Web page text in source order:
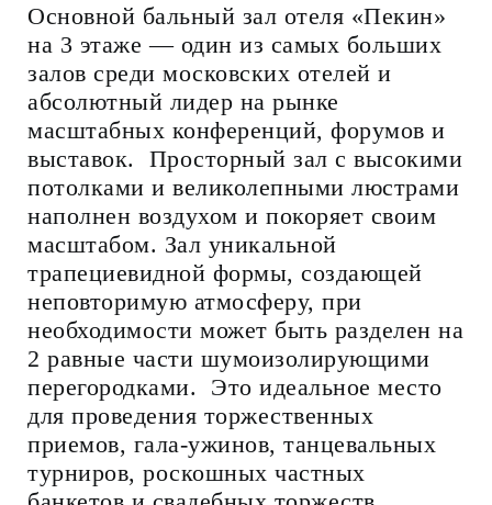
Основной бальный зал отеля «Пекин»
на 3 этаже — один из самых больших
залов среди московских отелей и
абсолютный лидер на рынке
масштабных конференций, форумов и
выставок. Просторный зал с высокими
потолками и великолепными люстрами
наполнен воздухом и покоряет своим
масштабом. Зал уникальной
трапециевидной формы, создающей
неповторимую атмосферу, при
необходимости может быть разделен на
2 равные части шумоизолирующими
перегородками. Это идеальное место
для проведения торжественных
приемов, гала-ужинов, танцевальных
турниров, роскошных частных